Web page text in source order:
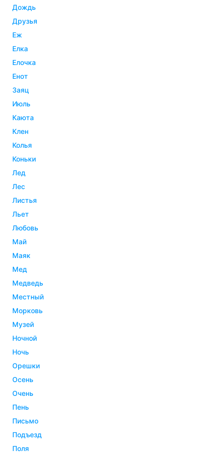
дождь
друзья
еж
елка
елочка
енот
заяц
июль
каюта
клен
колья
коньки
лед
лес
листья
льет
любовь
май
маяк
мед
медведь
местный
морковь
музей
ночной
ночь
орешки
осень
очень
пень
письмо
подъезд
поля